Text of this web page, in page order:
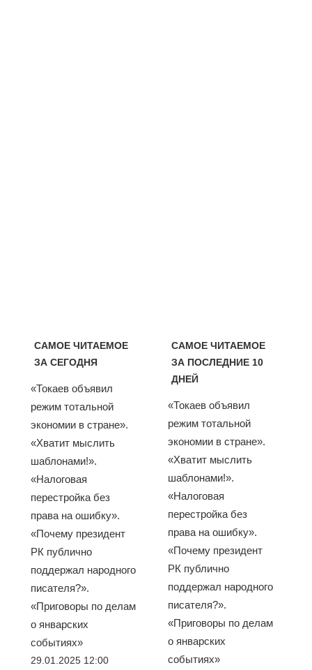
САМОЕ ЧИТАЕМОЕ
ЗА СЕГОДНЯ
«Токаев объявил
режим тотальной
экономии в стране».
«Хватит мыслить
шаблонами!».
«Налоговая
перестройка без
права на ошибку».
«Почему президент
РК публично
поддержал народного
писателя?».
«Приговоры по делам
о январских
событиях»
29.01.2025 12:00
САМОЕ ЧИТАЕМОЕ
ЗА ПОСЛЕДНИЕ 10
ДНЕЙ
«Токаев объявил
режим тотальной
экономии в стране».
«Хватит мыслить
шаблонами!».
«Налоговая
перестройка без
права на ошибку».
«Почему президент
РК публично
поддержал народного
писателя?».
«Приговоры по делам
о январских
событиях»